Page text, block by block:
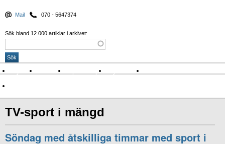
Mail 070 - 5647374
Sök bland 12.000 artiklar i arkivet:
Nyheter Krönikor Sport & spel Nyhetsbrev
TV-sport i mängd
Söndag med åtskilliga timmar med sport i